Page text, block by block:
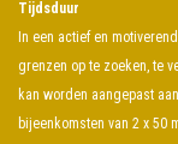
Tijdsduur
In een actief en
grenzen op te zoeken, te
kan worden aangepast
bijeenkomsten van 2 x 50